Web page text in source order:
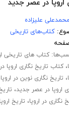
اروپا در عصر جدید
محمدعلی علیزاده
کتاب‌های تاریخی
کتاب های تاریخی
،کتاب تاریخ نگاری اروپا
، تاریخ نگاری نوین در اروپا
اروپا در عصر جدید،
نگاری در اروپا، تاریخ اروپا